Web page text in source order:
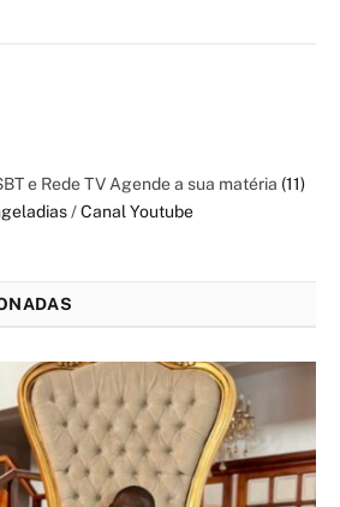
e Rede TV Agende a sua matéria (11)
/Canal Youtube